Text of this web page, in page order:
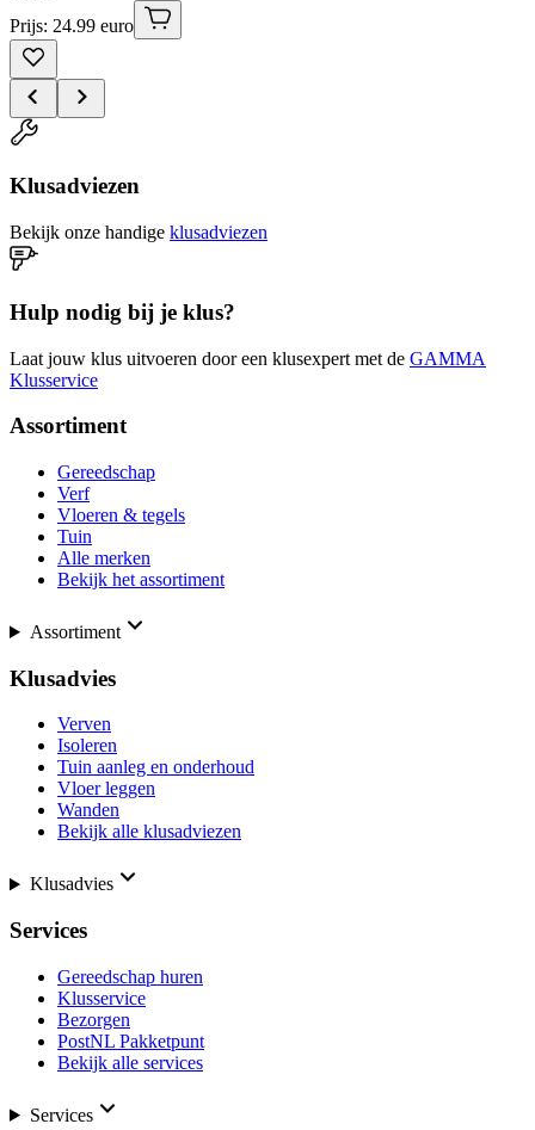
Prijs: 24.99 euro
Klusadviezen
Bekijk onze handige klusadviezen
Hulp nodig bij je klus?
Laat jouw klus uitvoeren door een klusexpert met de GAMMA
Klusservice
Assortiment
Gereedschap
Verf
Vloeren & tegels
Tuin
Alle merken
Bekijk het assortiment
Assortiment
Klusadvies
Verven
Isoleren
Tuin aanleg en onderhoud
Vloer leggen
Wanden
Bekijk alle klusadviezen
Klusadvies
Services
Gereedschap huren
Klusservice
Bezorgen
PostNL Pakketpunt
Bekijk alle services
Services